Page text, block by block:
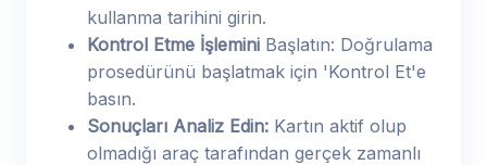
kullanma tarihini girin.
Kontrol Etme İşlemini Başlatın: Doğrulama
prosedürünü başlatmak için 'Kontrol Et'e
basın.
Sonuçları Analiz Edin: Kartın aktif olup
olmadığı araç tarafından gerçek zamanlı